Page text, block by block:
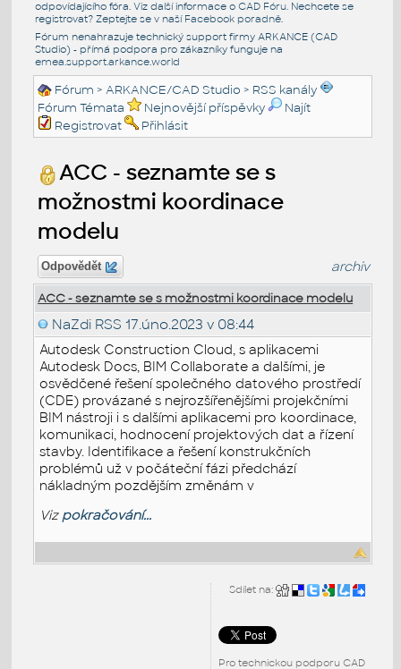
odpovídajícího fóra. Viz další informace o CAD Fóru. Nechcete se
registrovat? Zeptejte se v naší Facebook poradně.
Fórum nenahrazuje technický support firmy ARKANCE (CAD
Studio) - přímá podpora pro zákazníky funguje na
emea.support.arkance.world
Fórum >ARKANCE/CAD Studio > RSS kanály
Fórum Témata
Nejnovější příspěvky
Najít
Registrovat
Přihlásit
ACC - seznamte se s
možnostmi koordinace
modelu
Odpovědět archiv
ACC - seznamte se s možnostmi koordinace modelu
NaZdi RSS 17.úno.2023 v 08:44
Autodesk Construction Cloud, s aplikacemi
Autodesk Docs, BIM Collaborate a dalšími, je
osvědčené řešení společného datového prostředí
(CDE) provázané s nejrozšířenějšími projekčními
BIM nástroji i s dalšími aplikacemi pro koordinace,
komunikaci, hodnocení projektových dat a řízení
stavby. Identifikace a řešení konstrukčních
problémů už v počáteční fázi předchází
nákladným pozdějším změnám v
Viz pokračování...
Sdílet na:
Pro technickou podporu CAD